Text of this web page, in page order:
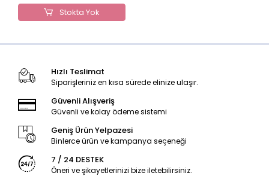
Stokta Yok
Hızlı Teslimat
Siparişleriniz en kısa sürede elinize ulaşır.
Güvenli Alışveriş
Güvenli ve kolay ödeme sistemi
Geniş Ürün Yelpazesi
Binlerce ürün ve kampanya seçeneği
7 / 24 DESTEK
Öneri ve şikayetlerinizi bize iletebilirsiniz.